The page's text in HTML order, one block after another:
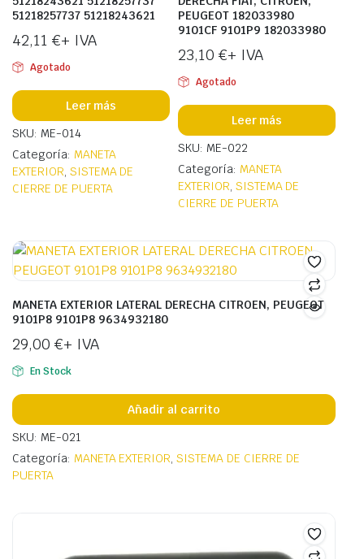
51218257737 51218243621
42,11 €+ IVA
Agotado
Leer más
SKU: ME-014
Categoría: MANETA
EXTERIOR, SISTEMA DE
CIERRE DE PUERTA
PEUGEOT 182033980
9101CF 9101P9 182033980
23,10 €+ IVA
Agotado
Leer más
SKU: ME-022
Categoría: MANETA
EXTERIOR, SISTEMA DE
CIERRE DE PUERTA
MANETA EXTERIOR LATERAL DERECHA CITROEN, PEUGEOT
9101P8 9101P8 9634932180
29,00 €+ IVA
En Stock
Añadir al carrito
SKU: ME-021
Categoría: MANETA EXTERIOR,SISTEMA DE CIERRE DE
PUERTA